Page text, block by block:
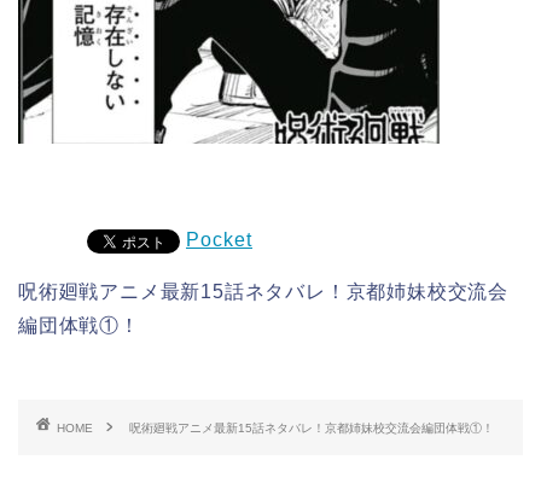
Pocket
呪術廻戦アニメ最新15話ネタバレ！京都姉妹校交流会
編団体戦①！
HOME 呪術廻戦アニメ最新15話ネタバレ！京都姉妹校交流会編団体戦①！